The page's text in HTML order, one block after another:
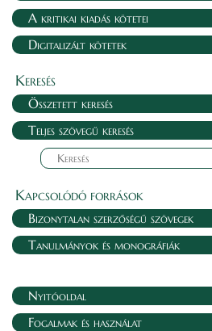
A kritikai kiadás kötetei
Digitalizált kötetek
Keresés
Összetett keresés
Teljes szövegű keresés
Kapcsolódó források
Bizonytalan szerzőségű szövegek
Tanulmányok és monográfiák
Nyitóoldal
Fogalmak és használat